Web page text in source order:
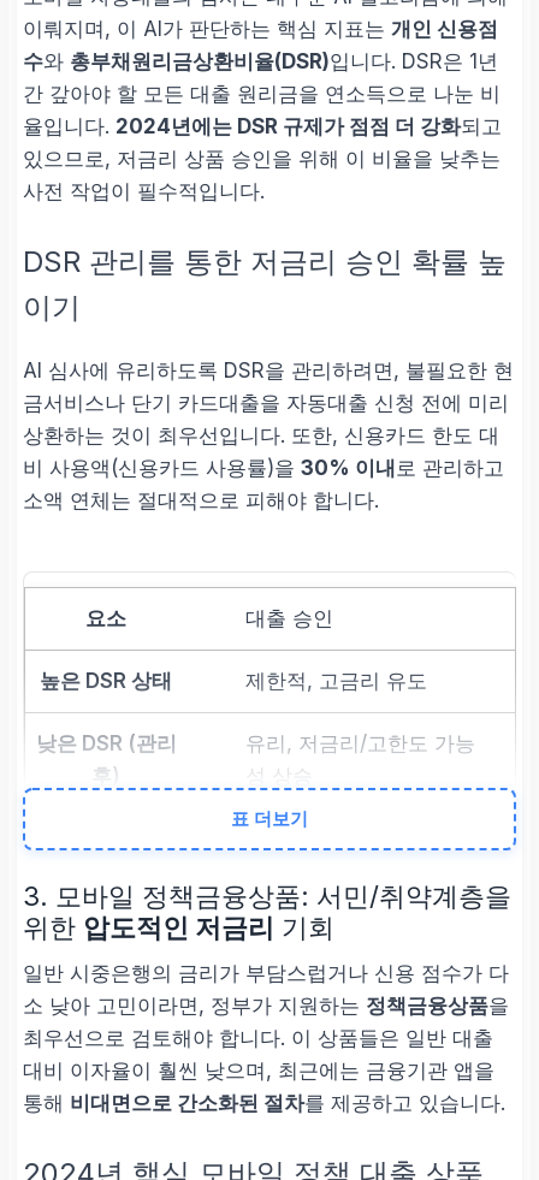
이뤄지며, 이 AI가 판단하는 핵심 지표는 개인 신용점
수와 총부채원리금상환비율(DSR)입니다. DSR은 1년
간 갚아야 할 모든 대출 원리금을 연소득으로 나눈 비
율입니다. 2024년에는 DSR 규제가 점점 더 강화되고
있으므로, 저금리 상품 승인을 위해 이 비율을 낮추는
사전 작업이 필수적입니다.
DSR 관리를 통한 저금리 승인 확률 높
이기
AI 심사에 유리하도록 DSR을 관리하려면, 불필요한 현
금서비스나 단기 카드대출을 자동대출 신청 전에 미리
상환하는 것이 최우선입니다. 또한, 신용카드 한도 대
비 사용액(신용카드 사용률)을 30% 이내 로 관리하고
소액 연체는 절대적으로 피해야 합니다.
대출 승인
제한적, 고금리 유도
유리, 저금리/고한도 가능
성 상승
표 더보기
3. 모바일 정책금융상품: 서민/취약계층을
위한 압도적인 저금리 기회
일반 시중은행의 금리가 부담스럽거나 신용 점수가 다
소 낮아 고민이라면, 정부가 지원하는 정책금융상품을
최우선으로 검토해야 합니다. 이 상품들은 일반 대출
대비 이자율이 훨씬 낮으며, 최근에는 금융기관 앱을
통해 비대면으로 간소화된 절차를 제공하고 있습니다.
2024년 핵심 모바일 정책 대출 상품